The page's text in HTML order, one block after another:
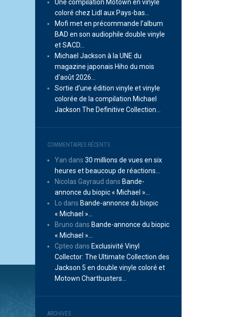
Une compilation Motown en vinyle
coloré chez Lidl aux Pays-bas…
Mofi met en précommande l’album
BAD en son audiophile double vinyle
et SACD…
Michael Jackson à la UNE du
magazine japonais Hiho du mois
d’août 2026…
Sortie d’une édition vinyle et vinyle
colorée de la compilation Michael
Jackson The Definitive Collection…
COMMENTAIRES RÉCENTS
Yan dans 30 millions de vues en six
heures et beaucoup de réactions…
Nicolas Gayraud dans Bande-
annonce du biopic « Michael »…
Lo dans Bande-annonce du biopic
« Michael »…
Bruno dans Bande-annonce du biopic
« Michael »…
Cpteo dans Exclusivité Vinyl
Collector: The Ultimate Collection des
Jackson 5 en double vinyle coloré et
Motown Chartbusters…
ARCHIVES